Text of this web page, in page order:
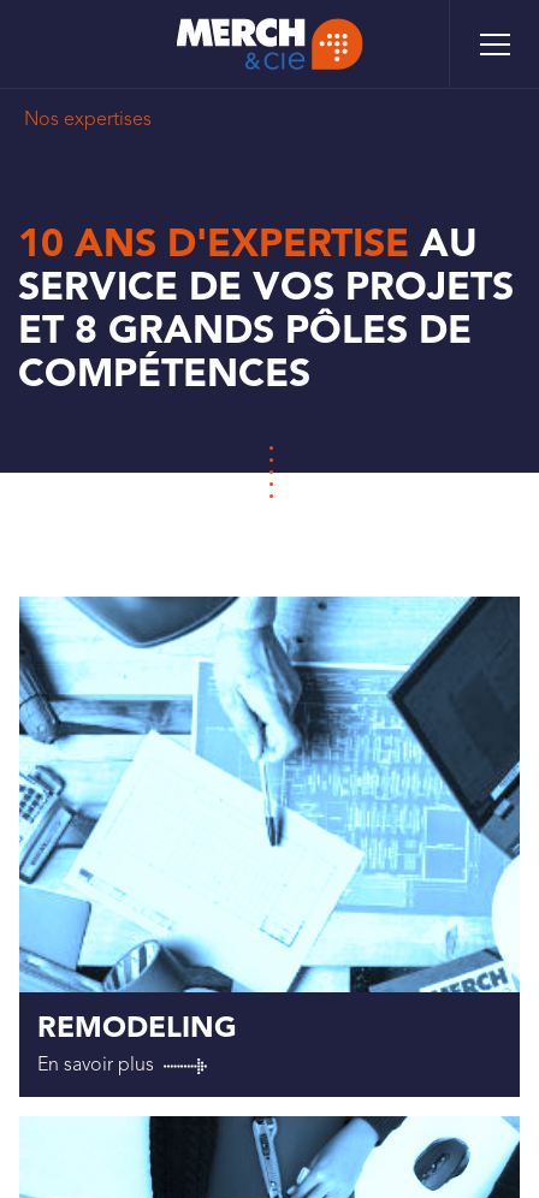
FIL
Nos expertises
10 ANS D'EXPERTISE AU
SERVICE DE VOS PROJETS
ET 8 GRANDS PÔLES DE
COMPÉTENCES
REMODELING
En savoir plus
Panneau de gestion des cookies